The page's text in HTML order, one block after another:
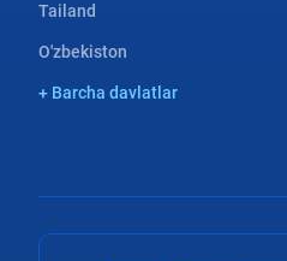
Tailand
O'zbekiston
+ Barcha davlatlar